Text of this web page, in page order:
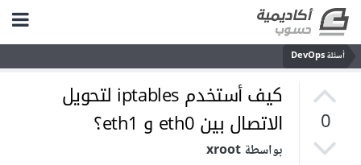
أسئلة DevOps
0
كيف أستخدم iptables لتحويل
الاتصال بين eth0 و eth1؟
بواسطة xroot